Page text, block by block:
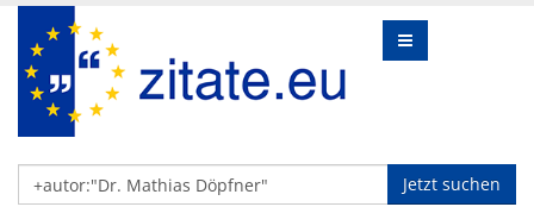
Jetzt suchen